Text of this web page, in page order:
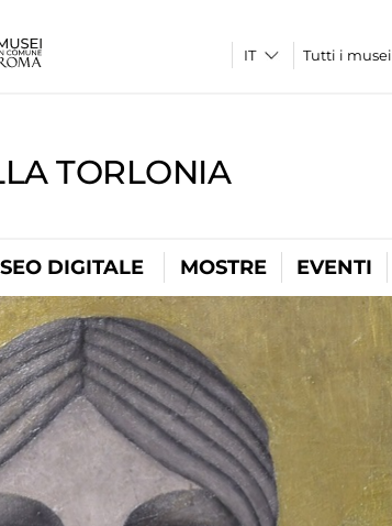
Tutti i musei
TORLONIA
DIGITALE MOSTRE EVENTI